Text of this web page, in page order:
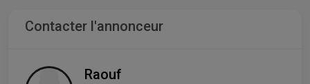
Contacter l'annonceur
Raouf